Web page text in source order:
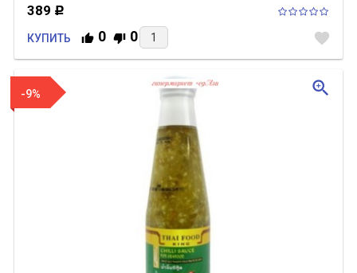
389 Р
КУПИТЬ 0 0 favorite
-9% zoom_in